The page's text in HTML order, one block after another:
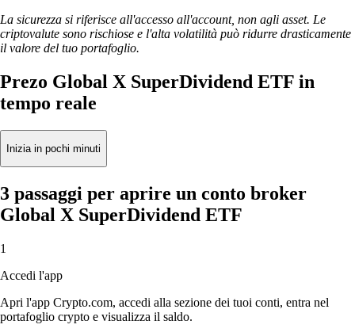
La sicurezza si riferisce all'accesso all'account, non agli asset. Le
criptovalute sono rischiose e l'alta volatilità può ridurre drasticamente
il valore del tuo portafoglio.
Prezo Global X SuperDividend ETF in
tempo reale
Inizia in pochi minuti
3 passaggi per aprire un conto broker
Global X SuperDividend ETF
1
Accedi l'app
Apri l'app Crypto.com, accedi alla sezione dei tuoi conti, entra nel
portafoglio crypto e visualizza il saldo.